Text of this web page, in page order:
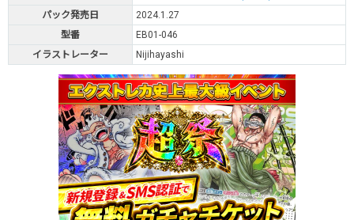
パック発売日
2024.1.27
型番
EB01-046
イラストレーター
Nijihayashi